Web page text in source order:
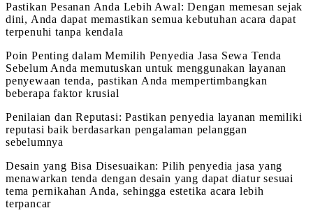
Pastikan Pesanan Anda Lebih Awal: Dengan memesan sejak
dini, Anda dapat memastikan semua kebutuhan acara dapat
terpenuhi tanpa kendala
Poin Penting dalam Memilih Penyedia Jasa Sewa Tenda
Sebelum Anda memutuskan untuk menggunakan layanan
penyewaan tenda, pastikan Anda mempertimbangkan
beberapa faktor krusial
Penilaian dan Reputasi: Pastikan penyedia layanan memiliki
reputasi baik berdasarkan pengalaman pelanggan
sebelumnya
Desain yang Bisa Disesuaikan: Pilih penyedia jasa yang
menawarkan tenda dengan desain yang dapat diatur sesuai
tema pernikahan Anda, sehingga estetika acara lebih
terpancar